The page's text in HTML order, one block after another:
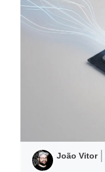
João Vitor